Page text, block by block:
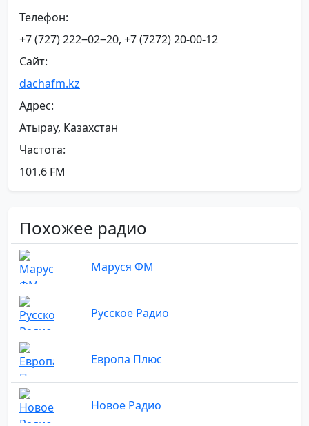
Телефон:
+7 (727) 222‒02‒20, +7 (7272) 20-00-12
Сайт:
dachafm.kz
Адрес:
Атырау, Казахстан
Частота:
101.6 FM
Похожее радио
Маруся ФМ
Русское Радио
Европа Плюс
Новое Радио